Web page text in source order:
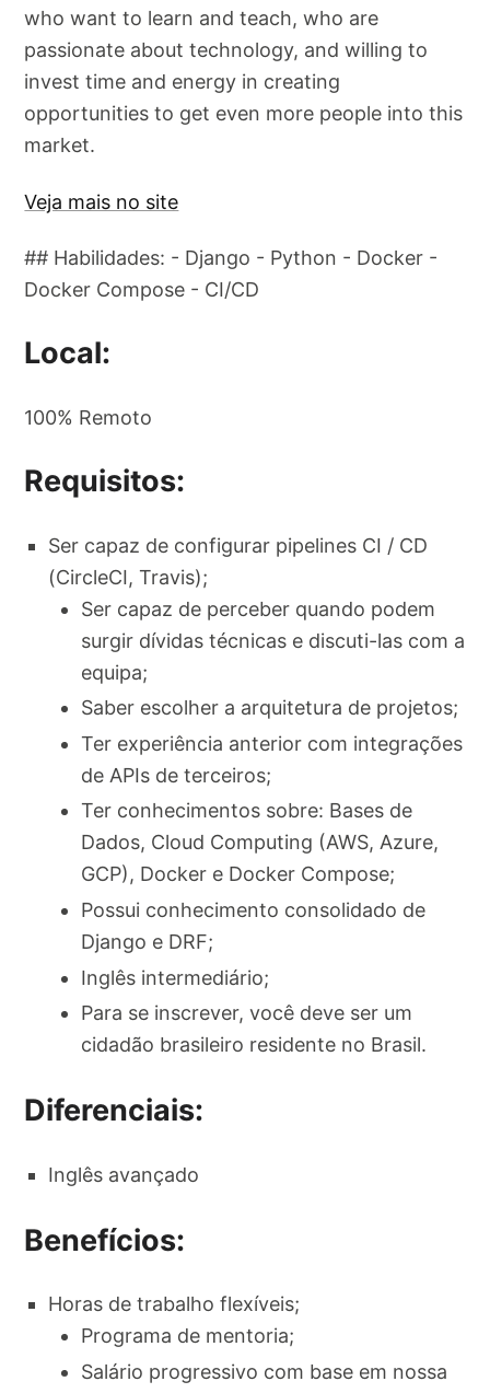
who want to learn and teach, who are
passionate about technology, and willing to
invest time and energy in creating
opportunities to get even more people into this
market.
Veja mais no site
## Habilidades: - Django - Python - Docker -
Docker Compose - CI/CD
Local:
100% Remoto
Requisitos:
Ser capaz de configurar pipelines CI / CD
(CircleCI, Travis);
Ser capaz de perceber quando podem
surgir dívidas técnicas e discuti-las com a
equipa;
Saber escolher a arquitetura de projetos;
Ter experiência anterior com integrações
de APIs de terceiros;
Ter conhecimentos sobre: ​​Bases de
Dados, Cloud Computing (AWS, Azure,
GCP), Docker e Docker Compose;
Possui conhecimento consolidado de
Django e DRF;
Inglês intermediário;
Para se inscrever, você deve ser um
cidadão brasileiro residente no Brasil.
Diferenciais:
Inglês avançado
Benefícios:
Horas de trabalho flexíveis;
Programa de mentoria;
Salário progressivo com base em nossa